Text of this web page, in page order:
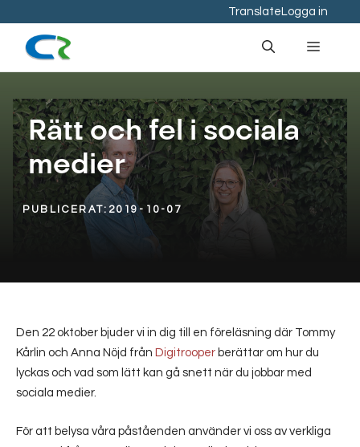
innehåll
Translate Logga in
Meny
Rätt och fel i sociala
medier
PUBLICERAT: 2019-10-07
Den 22 oktober bjuder vi in dig till en föreläsning där Tommy
Kårlin och Anna Nöjd från Digitrooper berättar om hur du
lyckas och vad som lätt kan gå snett när du jobbar med
sociala medier.
För att belysa våra påståenden använder vi oss av verkliga